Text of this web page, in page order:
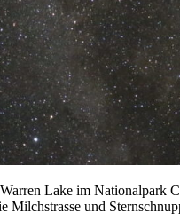
Lake im Nationalpark
Milchstrasse und